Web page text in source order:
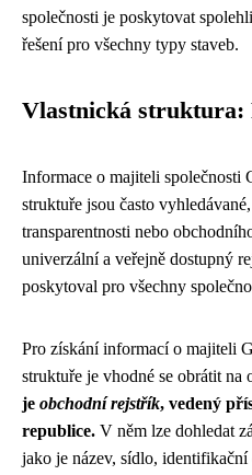
společnosti je poskytovat
řešení pro všechny typy staveb.
Vlastnická struktura:
Informace o majiteli společnosti
struktuře jsou často
transparentnosti nebo
univerzální a veřejně dostupný
poskytoval pro všechny
Pro získání informací o majiteli
struktuře je vhodné se obrátit na
je obchodní rejstřík, vedený
republice. V něm lze dohledat
jako je název, sídlo,